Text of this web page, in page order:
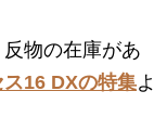
反物の在庫があ
16 DXの特集よ